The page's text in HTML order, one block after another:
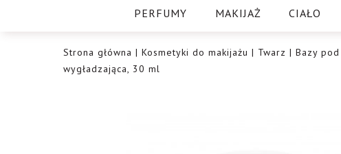
PERFUMY MAKIJAŻ CIAŁO
Strona główna | Kosmetyki do makijażu | Twarz | Bazy
wygładzająca, 30 ml